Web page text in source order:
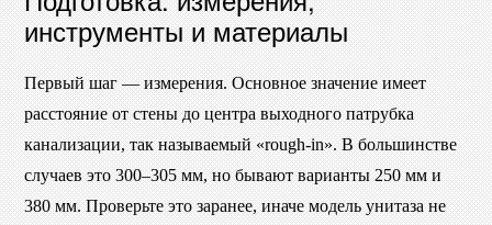
инструменты и материалы
Первый шаг — измерения. Основное значение имеет
расстояние от стены до центра выходного патрубка
канализации, так называемый «rough-in». В большинстве
случаев это 300–305 мм, но бывают варианты 250 мм и
380 мм. Проверьте это заранее, иначе модель унитаза не